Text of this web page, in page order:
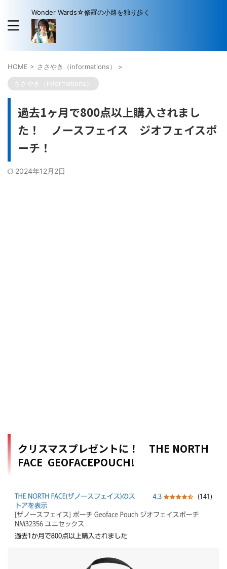
Wonder Wards☆修羅の小路を独り歩く
HOME > ささやき（informations） >
ささやき（informations）
過去1ヶ月で800点以上購入されまし
た！ ノースフェイス ジオフェイスポ
ーチ！
2024年12月2日
クリスマスプレゼントに！ THE NORTH
FACE GEOFACEPOUCH!